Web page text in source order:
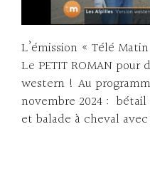
L’émission « Télé
Le PETIT ROMAN
western ! Au
novembre 2024 :
et balade à cheval